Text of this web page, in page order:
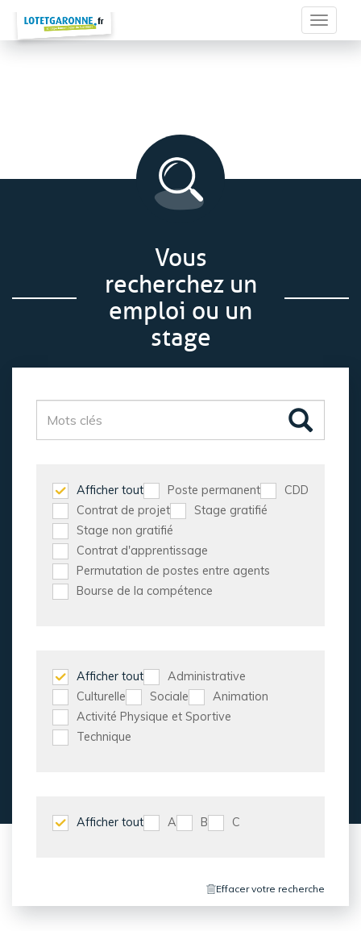
Vous
recherchez un
emploi ou un
stage
Afficher tout Poste permanent
CDD
Contrat de projet
Stage gratifié
Stage non gratifié
Contrat d'apprentissage
Permutation de postes entre agents
Bourse de la compétence
Afficher tout
Administrative
Culturelle
Sociale
Animation
Activité Physique et Sportive
Technique
Afficher tout A B C
Effacer votre recherche